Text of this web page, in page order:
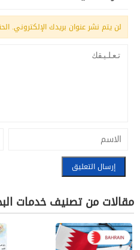
لن يتم نشر عنوان بريدك الإلكتروني.
مقالات من تصنيف خدمات